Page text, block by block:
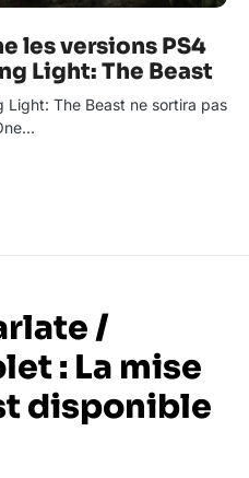
les versions PS4
Light: The Beast
Light: The Beast ne sortira pas
/
: La mise
disponible